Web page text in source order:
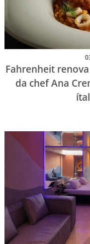
Fahrenheit
da chef Ana